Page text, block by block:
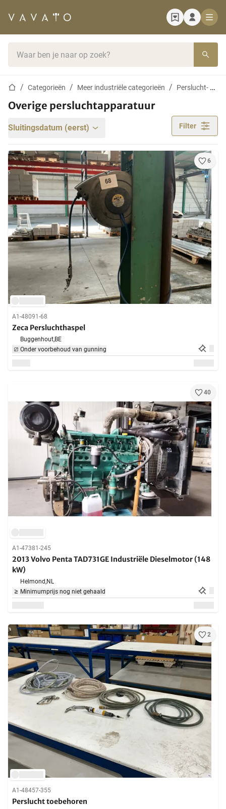
StartpaginaCategorieën Meer industriële categorieën Perslucht- en vacuümapparatuur
Overige persluchtapparatuur
Sluitingsdatum (eerst) Filter
6
A1-48091-68
Zeca Persluchthaspel
Buggenhout,BE
Onder voorbehoud van gunning
40
A1-47381-245
2013 Volvo Penta TAD731GE Industriële Dieselmotor (148
kW)
Helmond,NL
Minimumprijs nog niet gehaald
2
A1-48457-355
Perslucht toebehoren